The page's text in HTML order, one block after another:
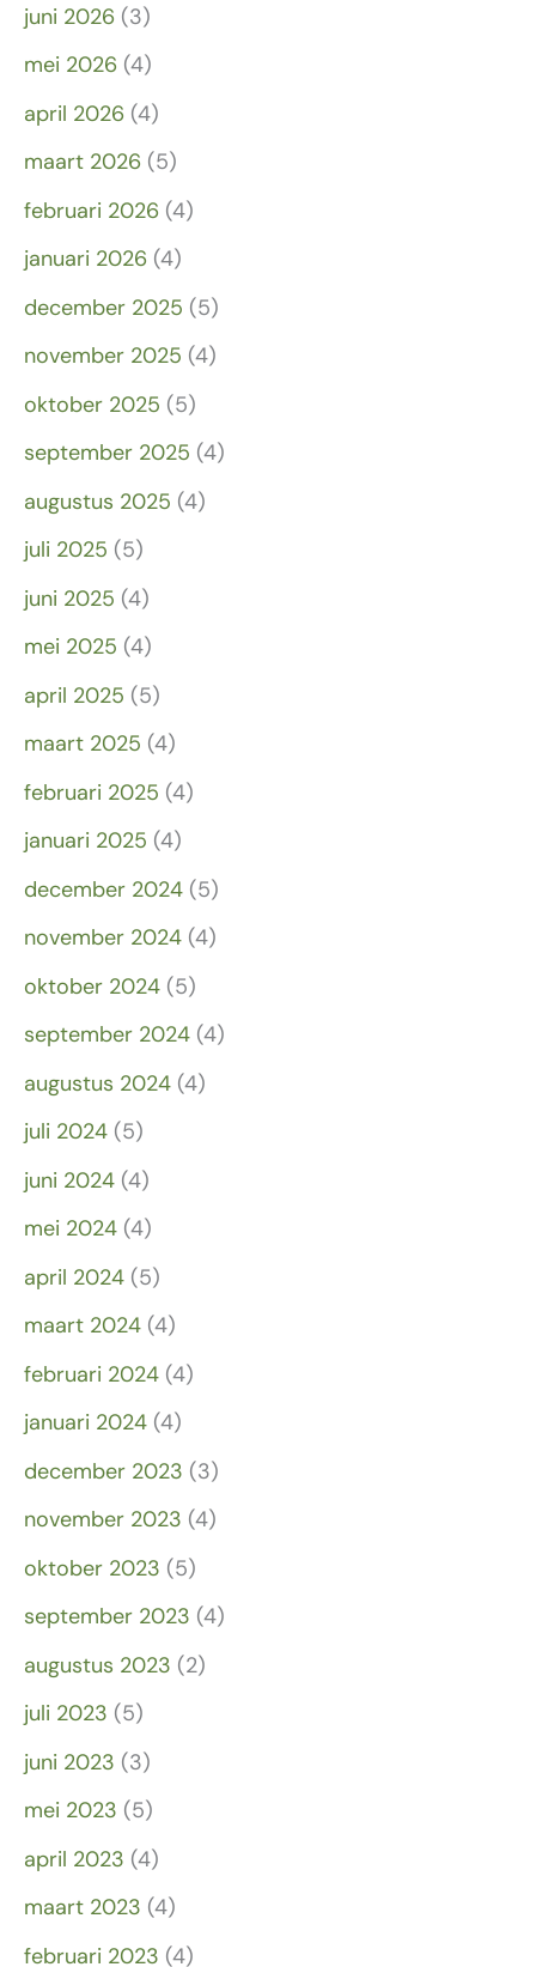
juni 2026 (3)
mei 2026 (4)
april 2026 (4)
maart 2026 (5)
februari 2026 (4)
januari 2026 (4)
december 2025 (5)
november 2025 (4)
oktober 2025 (5)
september 2025 (4)
augustus 2025 (4)
juli 2025 (5)
juni 2025 (4)
mei 2025 (4)
april 2025 (5)
maart 2025 (4)
februari 2025 (4)
januari 2025 (4)
december 2024 (5)
november 2024 (4)
oktober 2024 (5)
september 2024 (4)
augustus 2024 (4)
juli 2024 (5)
juni 2024 (4)
mei 2024 (4)
april 2024 (5)
maart 2024 (4)
februari 2024 (4)
januari 2024 (4)
december 2023 (3)
november 2023 (4)
oktober 2023 (5)
september 2023 (4)
augustus 2023 (2)
juli 2023 (5)
juni 2023 (3)
mei 2023 (5)
april 2023 (4)
maart 2023 (4)
februari 2023 (4)